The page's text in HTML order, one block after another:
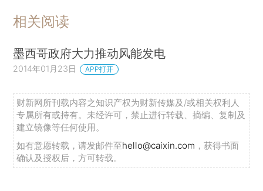
相关阅读
墨西哥政府大力推动风能发电
2014年01月23日 APP打开
财新网所刊载内容之知识产权为财新传媒及/或相关权利人
专属所有或持有。未经许可，禁止进行转载、摘编、复制及
建立镜像等任何使用。
如有意愿转载，请发邮件至hello@caixin.com ，获得书面
确认及授权后，方可转载。